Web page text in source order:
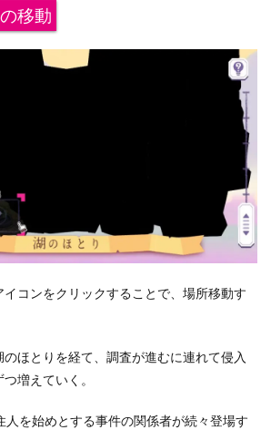
移動
コンをクリックすることで、場所移動す
ほとりを経て、調査が進むに連れて侵入
増えていく。
人を始めとする事件の関係者が続々登場す